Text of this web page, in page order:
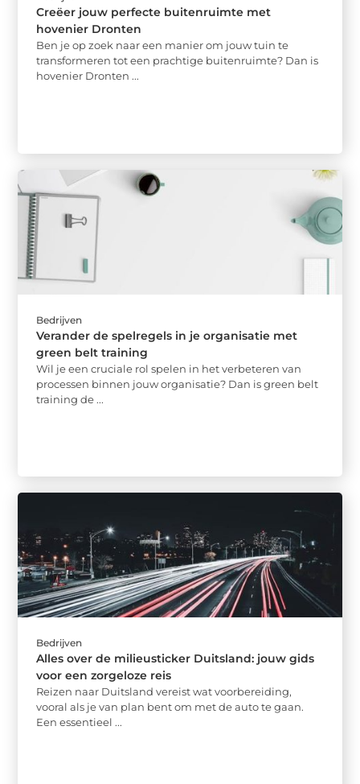
Creëer jouw perfecte buitenruimte met
hovenier Dronten
Ben je op zoek naar een manier om jouw tuin te
transformeren tot een prachtige buitenruimte? Dan is
hovenier Dronten ...
Bedrijven
Verander de spelregels in je organisatie met
green belt training
Wil je een cruciale rol spelen in het verbeteren van
processen binnen jouw organisatie? Dan is green belt
training de ...
Bedrijven
Alles over de milieusticker Duitsland: jouw gids
voor een zorgeloze reis
Reizen naar Duitsland vereist wat voorbereiding,
vooral als je van plan bent om met de auto te gaan.
Een essentieel ...